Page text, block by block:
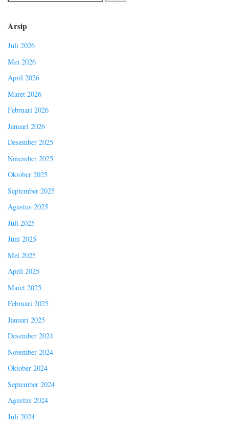
Arsip
Juli 2026
Mei 2026
April 2026
Maret 2026
Februari 2026
Januari 2026
Desember 2025
November 2025
Oktober 2025
September 2025
Agustus 2025
Juli 2025
Juni 2025
Mei 2025
April 2025
Maret 2025
Februari 2025
Januari 2025
Desember 2024
November 2024
Oktober 2024
September 2024
Agustus 2024
Juli 2024